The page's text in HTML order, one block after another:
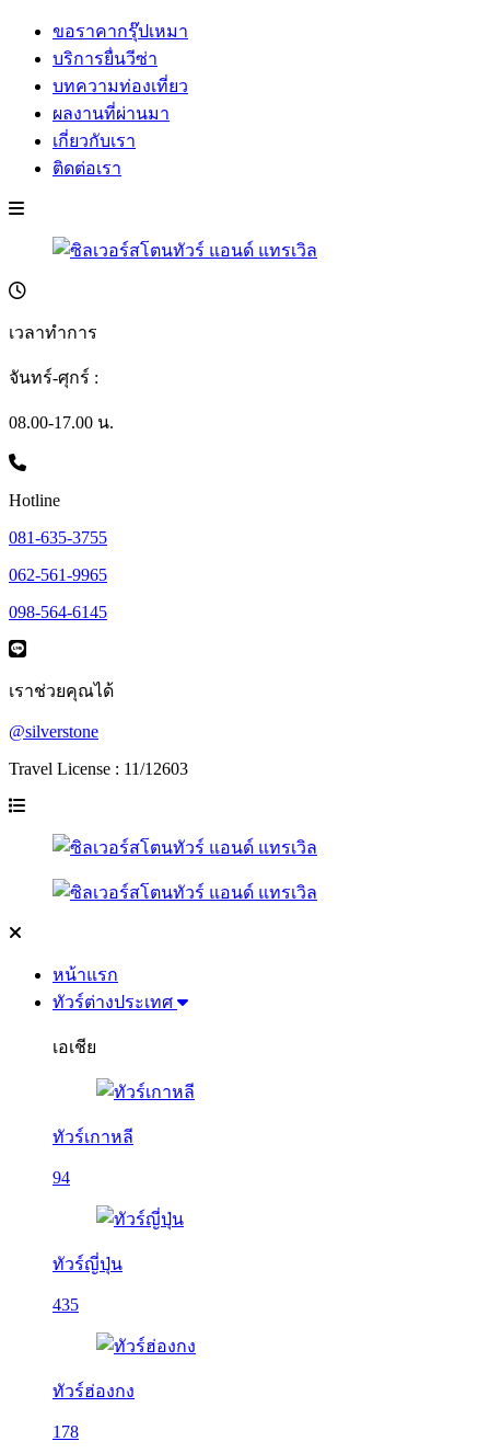
ขอราคากรุ๊ปเหมา
บริการยื่นวีซ่า
บทความท่องเที่ยว
ผลงานที่ผ่านมา
เกี่ยวกับเรา
ติดต่อเรา
เวลาทำการ
จันทร์-ศุกร์ :
08.00-17.00 น.
Hotline
081-635-3755
062-561-9965
098-564-6145
เราช่วยคุณได้
@silverstone
Travel License : 11/12603
หน้าแรก
ทัวร์ต่างประเทศ
เอเชีย
ทัวร์เกาหลี
94
ทัวร์ญี่ปุ่น
435
ทัวร์ฮ่องกง
178